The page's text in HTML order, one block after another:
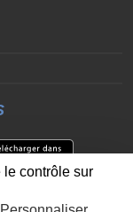
contrôle sur